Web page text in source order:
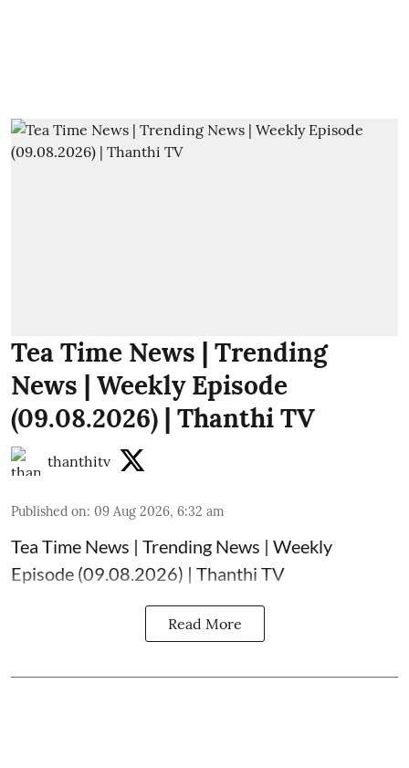
Tea Time News | Trending
News | Weekly Episode
(09.08.2026) | Thanthi TV
thanthitv
Published on: 09 Aug 2026, 6:32 am
Tea Time News | Trending News | Weekly
Episode (09.08.2026) | Thanthi TV
Read More